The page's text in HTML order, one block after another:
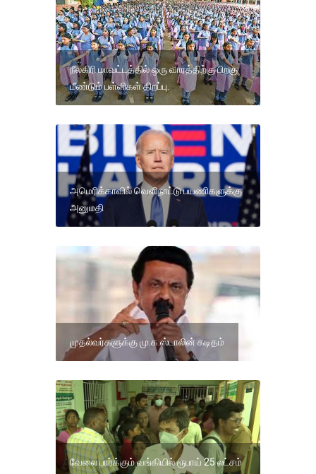
நீலகிரி மாவட்டத்தில் ஒரு வாரத்திற்கு பிறகு
மீண்டும் பள்ளிகள் திறப்பு.
அமெரிக்காவில் வெளிநாட்டு பயணிகளுக்கு
அனுமதி
முதல்வர்களுக்கு மு.க.ஸ்டாலின் கடிதம்
வேலை பார்க்கும் வங்கியில் ரூபாய் 25 லட்சம்